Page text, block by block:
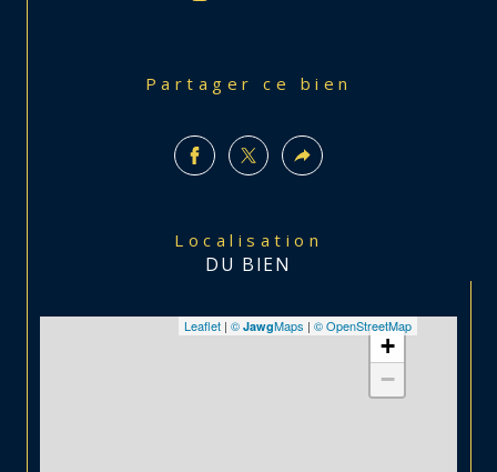
Partager ce bien
Localisation
DU BIEN
+
−
Leaflet | © JawgMaps | © OpenStreetMap